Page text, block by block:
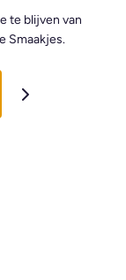
te blijven van
Smaakjes.